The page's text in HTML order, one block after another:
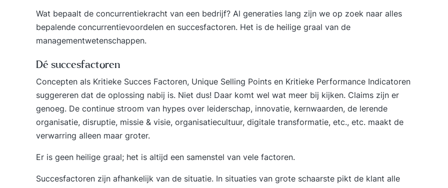
Wat bepaalt de concurrentiekracht van een bedrijf? Al generaties lang zijn we op zoek naar alles
bepalende concurrentievoordelen en succesfactoren. Het is de heilige graal van de
managementwetenschappen.
Dé succesfactoren
Concepten als Kritieke Succes Factoren, Unique Selling Points en Kritieke Performance Indicatoren
suggereren dat de oplossing nabij is. Niet dus! Daar komt wel wat meer bij kijken. Claims zijn er
genoeg. De continue stroom van hypes over leiderschap, innovatie, kernwaarden, de lerende
organisatie, disruptie, missie & visie, organisatiecultuur, digitale transformatie, etc., etc. maakt de
verwarring alleen maar groter.
Er is geen heilige graal; het is altijd een samenstel van vele factoren.
Succesfactoren zijn afhankelijk van de situatie. In situaties van grote schaarste pikt de klant alle